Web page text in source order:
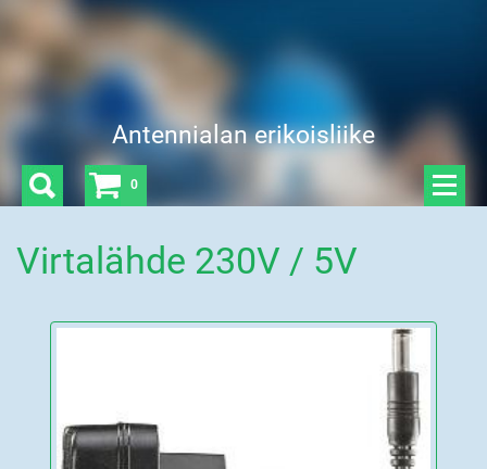
Antennialan erikoisliike
Virtalähde 230V / 5V
0